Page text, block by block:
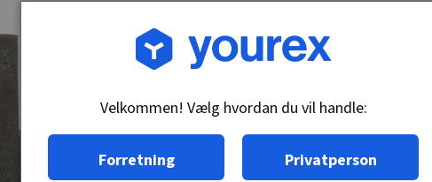
Vare nr.: DR-1942242
Drevendeplade DE,
Velkommen! Vælg hvordan du vil handle:
Forretning Privatperson